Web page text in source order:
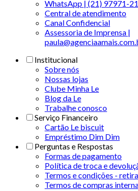
WhatsApp | (21) 97971-
Central de atendimento
Canal Confidencial
Assessoria de Imprensa |
Institucional
Sobre nós
Nossas lojas
Clube Minha Le
Blog da Le
Trabalhe conosco
Serviço Financeiro
Cartão Le biscuit
Empréstimo Dim Dim
Perguntas e Respostas
Formas de pagamento
Política de troca e
Termos e condições -
Termos de compras